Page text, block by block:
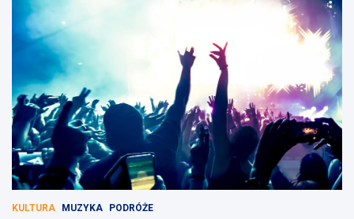
KULTURA MUZYKA PODRÓŻE